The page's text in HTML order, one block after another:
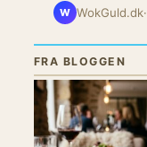
W WokGuld.dk·
FRA BLOGGEN